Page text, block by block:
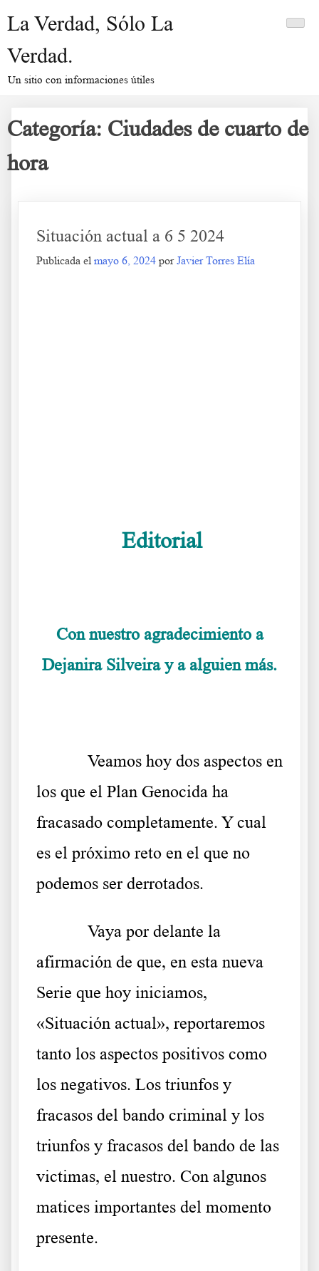
La Verdad, Sólo La
Verdad.
Un sitio con informaciones útiles
Categoría: Ciudades de cuarto de
hora
Situación actual a 6 5 2024
Publicada elmayo 6, 2024 porJavier Torres Elía
Editorial
Con nuestro agradecimiento a
Dejanira Silveira y a alguien más.
Veamos hoy dos aspectos en
los que el Plan Genocida ha
fracasado completamente. Y cual
es el próximo reto en el que no
podemos ser derrotados.
Vaya por delante la
afirmación de que, en esta nueva
Serie que hoy iniciamos,
«Situación actual», reportaremos
tanto los aspectos positivos como
los negativos. Los triunfos y
fracasos del bando criminal y los
triunfos y fracasos del bando de las
victimas, el nuestro. Con algunos
matices importantes del momento
presente.